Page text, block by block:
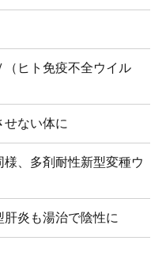
ヒト免疫不全ウイル
せない体に
、多剤耐性新型変種ウ
炎も湯治で陰性に